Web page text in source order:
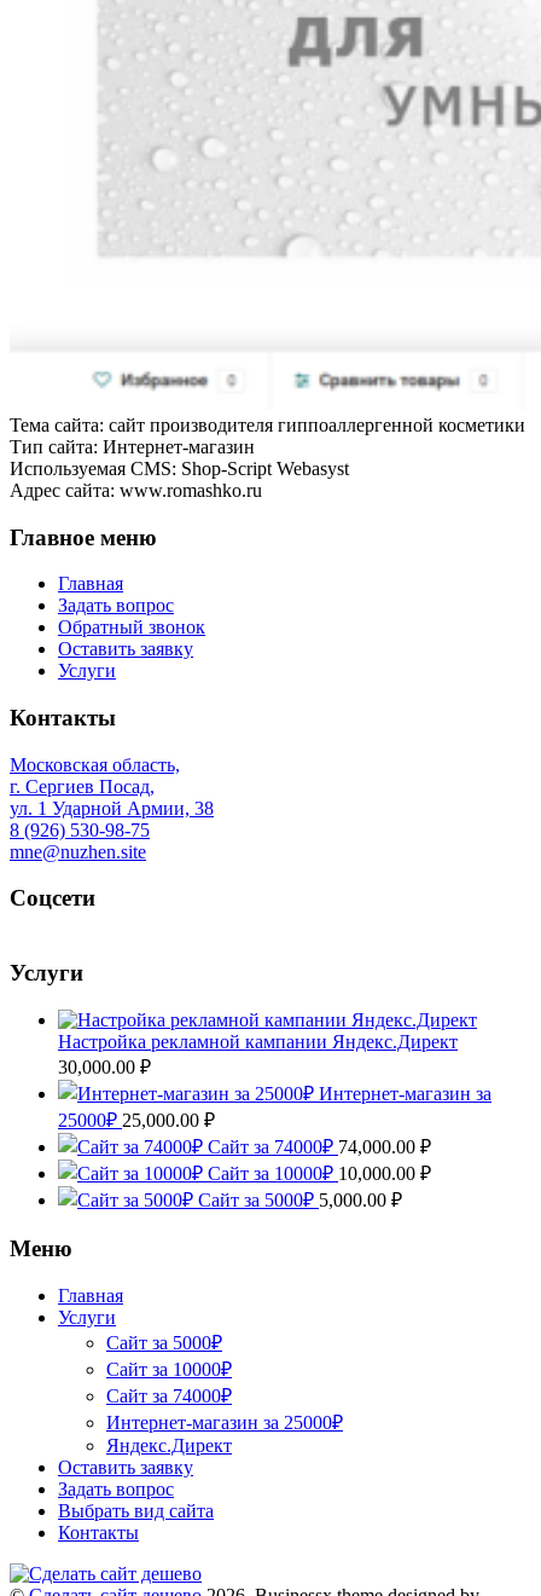
Тема сайта: сайт производителя гиппоаллергенной косметики
Тип сайта: Интернет-магазин
Используемая CMS: Shop-Script Webasyst
Адрес сайта: www.romashko.ru
Главное меню
Главная
Задать вопрос
Обратный звонок
Оставить заявку
Услуги
Контакты
Московская область,
г. Сергиев Посад,
ул. 1 Ударной Армии, 38
8 (926) 530-98-75
mne@nuzhen.site
Соцсети
Услуги
Настройка рекламной кампании Яндекс.Директ
30,000.00 ₽
Интернет-магазин за
25000₽ 25,000.00 ₽
Сайт за 74000₽ 74,000.00 ₽
Сайт за 10000₽ 10,000.00 ₽
Сайт за 5000₽ 5,000.00 ₽
Меню
Главная
Услуги
Сайт за 5000₽
Сайт за 10000₽
Сайт за 74000₽
Интернет-магазин за 25000₽
Яндекс.Директ
Оставить заявку
Задать вопрос
Выбрать вид сайта
Контакты